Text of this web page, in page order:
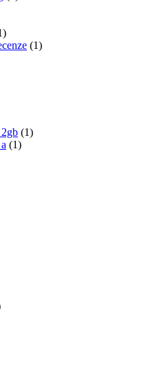
(1)
(1)
(1)